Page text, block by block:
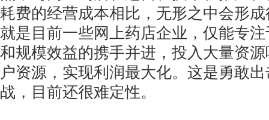
耗费的经营成本相比，无形之中会形
就是目前一些网上药店企业，仅能专
和规模效益的携手并进，投入大量资
户资源，实现利润最大化。这是勇敢
战，目前还很难定性。